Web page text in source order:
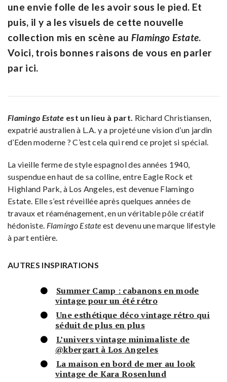
une envie folle de les avoir sous le pied. Et
puis, il y a les visuels de cette nouvelle
collection mis en scène au Flamingo Estate.
Voici, trois bonnes raisons de vous en parler
par ici.
Flamingo Estate est un lieu à part. Richard Christiansen,
expatrié australien à L.A. y a projeté une vision d’un jardin
d’Eden moderne ? C’est cela qui rend ce projet si spécial.
La vieille ferme de style espagnol des années 1940,
suspendue en haut de sa colline, entre Eagle Rock et
Highland Park, à Los Angeles, est devenue Flamingo
Estate. Elle s’est réveillée après quelques années de
travaux et réaménagement, en un véritable pôle créatif
hédoniste. Flamingo Estate est devenu une marque lifestyle
à part entière.
AUTRES INSPIRATIONS
Summer Camp : cabanons en mode
vintage pour un été rétro
Une esthétique déco vintage rétro qui
séduit de plus en plus
L’univers vintage minimaliste de
@kbergart à Los Angeles
La maison en bord de mer au look
vintage de Kara Rosenlund